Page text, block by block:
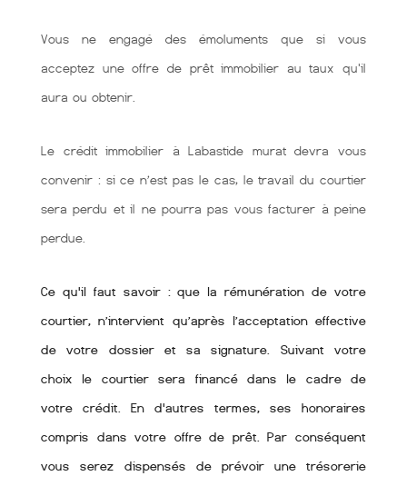
Vous ne engagé des émoluments que si vous
acceptez une offre de prêt immobilier au taux qu'il
aura ou obtenir.
Le crédit immobilier à Labastide murat devra vous
convenir : si ce n’est pas le cas, le travail du courtier
sera perdu et il ne pourra pas vous facturer à peine
perdue.
Ce qu'il faut savoir : que la rémunération de votre
courtier, n’intervient qu’après l’acceptation effective
de votre dossier et sa signature. Suivant votre
choix le courtier sera financé dans le cadre de
votre crédit. En d'autres termes, ses honoraires
compris dans votre offre de prêt. Par conséquent
vous serez dispensés de prévoir une trésorerie